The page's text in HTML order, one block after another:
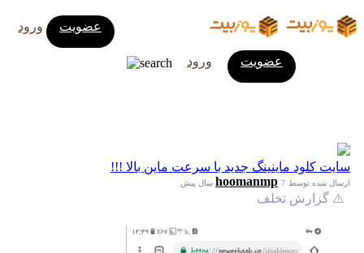
ورود عضویت
ورود عضویت
سایت کلود ماینینگ جدید با سرعت ماین بالا !!!
ارسال شده توسط hoomanmp 7 سال پیش
⚠️ گزارش تخلف